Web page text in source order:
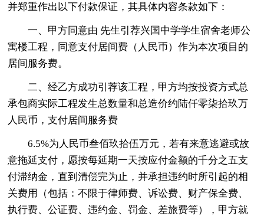
并郑重作出以下付款保证，其具体内容条款如下：
一、甲方同意由 先生引荐兴国中学学生宿舍老师公
寓楼工程，同意支付居间费（人民币）作为本次项目的
居间服务费。
二、经乙方成功引荐该工程，甲方均按投资方式总
承包商实际工程发生总数量和总造价约陆仟零柒拾玖万
人民币，支付居间服务费
6.5%为人民币叁佰玖拾伍万元，若有来意逃避或故
意拖延支付，愿按每延期一天按应付金额的千分之五支
付滞纳金，直到清偿完为止，并承担违约时所引起的相
关费用（包括：不限于律师费、诉讼费、财产保全费、
执行费、公证费、违约金、罚金、差旅费等），甲方就